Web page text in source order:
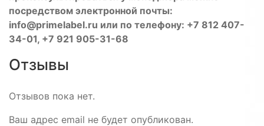
посредством электронной почты:
info@primelabel.ru или по телефону: +7 812 407-
34-01, +7 921 905-31-68
Отзывы
Отзывов пока нет.
Ваш адрес email не будет опубликован.